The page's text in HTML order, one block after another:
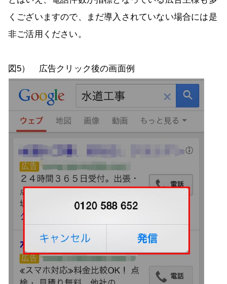
くございますので、まだ導入されていない場合には是
非ご活用ください。
図5） 広告クリック後の画面例